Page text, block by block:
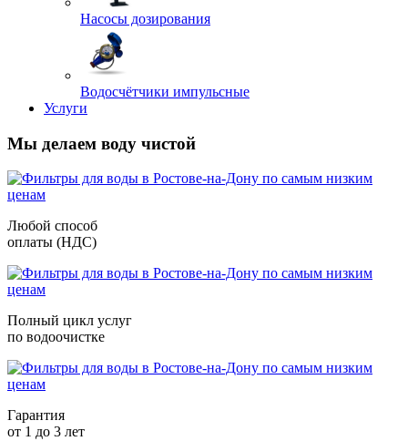
Насосы дозирования
Водосчётчики импульсные
Услуги
Мы делаем воду чистой
Любой способ
оплаты (НДС)
Полный цикл услуг
по водоочистке
Гарантия
от 1 до 3 лет